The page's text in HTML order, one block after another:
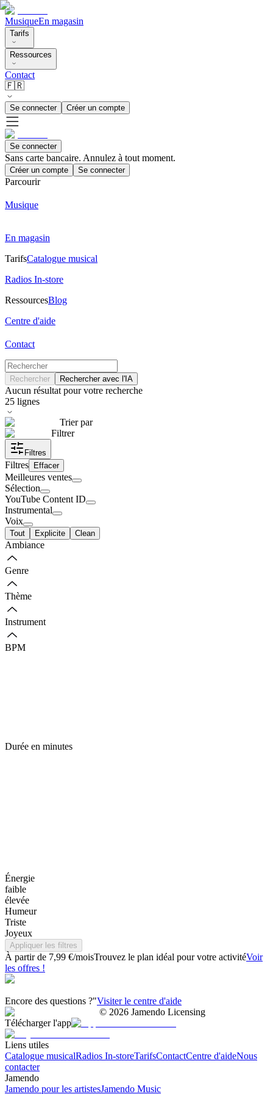
MusiqueEn magasin
Tarifs
Ressources
Contact
🇫🇷
Se connecter Créer un compte
Se connecter
Sans carte bancaire. Annulez à tout moment.
Créer un compte Se connecter
Parcourir
Musique
En magasin
TarifsCatalogue musical
Radios In-store
RessourcesBlog
Centre d'aide
Contact
Rechercher Rechercher avec l'IA
Aucun résultat pour votre recherche
25 lignes
Trier par
Filtrer
Filtres
Filtres Effacer
Meilleures ventes
Sélection
YouTube Content ID
Instrumental
Voix
Tout Explicite Clean
Ambiance
Genre
Thème
Instrument
BPM
Durée en minutes
Énergie
faible
élevée
Humeur
Triste
Joyeux
Appliquer les filtres
À partir de 7,99 €/moisTrouvez le plan idéal pour votre activitéVoir
les offres !
Encore des questions ?"Visiter le centre d'aide
© 2026 Jamendo Licensing
Télécharger l'app
Liens utiles
Catalogue musicalRadios In-storeTarifsContactCentre d'aideNous
contacter
Jamendo
Jamendo pour les artistesJamendo Music